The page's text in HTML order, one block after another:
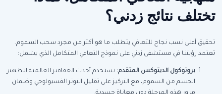
تختلف نتائج زدني؟
تحقيق أعلى نسب نجاح للتعافي يتطلب ما هو أكثر من مجرد سحب السموم.
تعتمد رؤيتنا في مستشفى زدني على نموذج التعافي المتكامل الذي يشمل:
بروتوكول الديتوكس المتقدم: نستخدم أحدث العقاقير العالمية لتطهير
الجسم من السموم، مع التركيز على تقليل التوتر الفسيولوجي وضمان